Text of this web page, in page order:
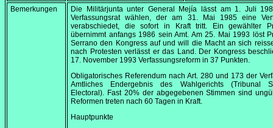
Bemerkungen Die Militärjunta unter General Mejía lässt am 1. Juli
Verfassungsrat wählen, der am 31. Mai 1985eine
verabschiedet, die sofort in Kraft tritt. Ein gewählter
übernimmt anfangs 1986 sein Amt. Am 25. Mai 1993 löst
Serrano den Kongress auf und will die Macht an sich
nach Protesten verlässt er das Land. Der Kongress
17. November 1993 Verfassungsreform in 37 Punkten.
Obligatorisches Referendum nach Art. 280 und 173 der
Amtliches Endergebnis des Wahlgerichts (Tribunal
Electoral). Fast 20% der abgegebenen Stimmen sind
Reformen treten nach 60 Tagen in Kraft.
Hauptpunkte